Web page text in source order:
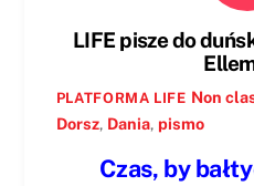
LIFE pisze do
PLATFORMA LIFE Non
Dorsz, Dania, pismo
Czas, by